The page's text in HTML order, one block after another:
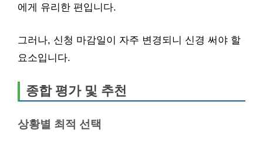
에게 유리한 편입니다.
그러나, 신청 마감일이 자주 변경되니 신경 써야 할
요소입니다.
종합 평가 및 추천
상황별 최적 선택